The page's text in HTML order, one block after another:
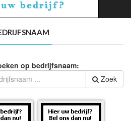
op bedrijfsnaam:
Zoek